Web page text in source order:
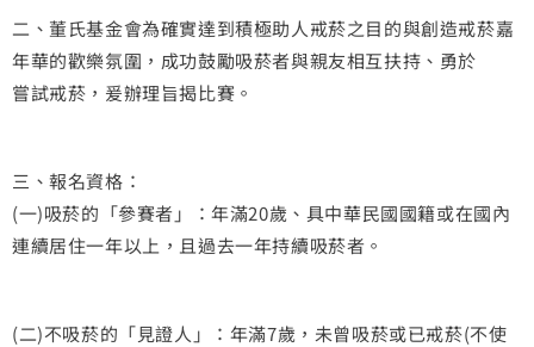
二、董氏基金會為確實達到積極助人戒菸之目的與創造戒菸嘉
年華的歡樂氛圍，成功鼓勵吸菸者與親友相互扶持、勇於
嘗試戒菸，爰辦理旨揭比賽。
三、報名資格：
(一)吸菸的「參賽者」：年滿20歲、具中華民國國籍或在國內
連續居住一年以上，且過去一年持續吸菸者。
(二)不吸菸的「見證人」：年滿7歲，未曾吸菸或已戒菸(不使